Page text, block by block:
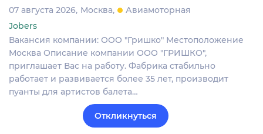
07 августа 2026 Москва
Авиамоторная
Jobers
Вакансия компании: ООО "Гришко" Местоположение
Москва Описание компании ООО "ГРИШКО",
приглашает Вас на работу. Фабрика стабильно
работает и развивается более 35 лет, производит
пуанты для артистов балета…
Откликнуться